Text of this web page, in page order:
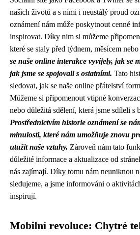
našich životů a s nimi i neustálý proud
oznámení nám může poskytnout cenné
inspirovat. Díky nim si můžeme
které se staly před týdnem, měsícem
se naše online interakce vyvíjely, jak se
jak jsme se spojovali s ostatními. Tato
sledovat, jak se naše online přátelství
Můžeme si připomenout vtipné
nebo důležitá sdělení, která jsme sdíleli s
Prostřednictvím historie oznámení se
minulosti, které nám umožňuje znovu
utužit naše vztahy. Zároveň nám tato
důležité informace a aktualizace od
nás zajímají. Díky tomu nám neuniknou
sledujeme, a jsme informováni o
inspirují.
Mobilní revoluce: Chytré